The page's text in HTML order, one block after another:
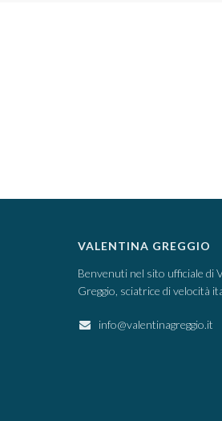
VALENTINA GREGGIO
Benvenuti nel sito ufficiale di
Greggio, sciatrice di velocità
info@valentinagreggio.it